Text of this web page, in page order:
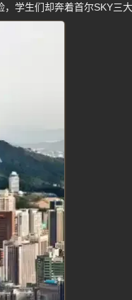
学生们却奔着首尔SKY三大